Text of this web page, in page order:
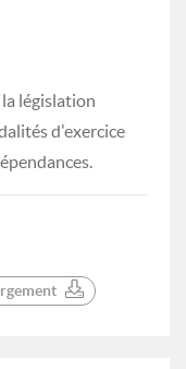
législation
d'exercice